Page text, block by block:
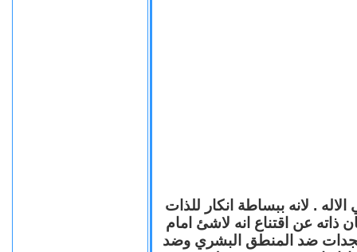
. لانه ببساطة انكار للذات
ذاته عن اقتناع انه لاشئ امام
ضد المنطق البشري وضد